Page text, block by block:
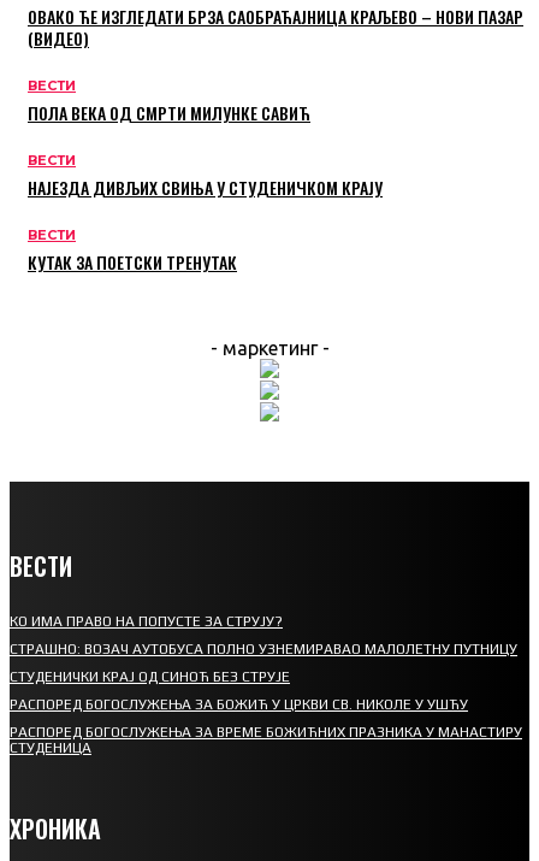
ОВАКО ЋЕ ИЗГЛЕДАТИ БРЗА САОБРАЋАЈНИЦА КРАЉЕВО – НОВИ ПАЗАР
(ВИДЕО)
ВЕСТИ
ПОЛА ВЕКА ОД СМРТИ МИЛУНКЕ САВИЋ
ВЕСТИ
НАЈЕЗДА ДИВЉИХ СВИЊА У СТУДЕНИЧКОМ КРАЈУ
ВЕСТИ
КУТАК ЗА ПОЕТСКИ ТРЕНУТАК
- маркетинг -
ВЕСТИ
КО ИМА ПРАВО НА ПОПУСТЕ ЗА СТРУЈУ?
СТРАШНО: ВОЗАЧ АУТОБУСА ПОЛНО УЗНЕМИРАВАО МАЛОЛЕТНУ ПУТНИЦУ
СТУДЕНИЧКИ КРАЈ ОД СИНОЋ БЕЗ СТРУЈЕ
РАСПОРЕД БОГОСЛУЖЕЊА ЗА БОЖИЋ У ЦРКВИ СВ. НИКОЛЕ У УШЋУ
РАСПОРЕД БОГОСЛУЖЕЊА ЗА ВРЕМЕ БОЖИЋНИХ ПРАЗНИКА У МАНАСТИРУ
СТУДЕНИЦА
ХРОНИКА